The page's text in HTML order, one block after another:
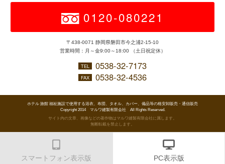
0120-080221
〒438-0071 静岡県磐田市今之浦2-15-10
営業時間：月～金9:00～18:00 （土日祝定休）
TEL 0538-32-7173
FAX 0538-32-4536
ホテル 旅館 福祉施設で使用する浴衣、布団、タオル、カバー、備品等の格安卸販売・通信販売
Copyright 2014 マルワ縫製有限会社 All Rights Reserved.
サイト内の文章、画像などの著作物はマルワ縫製有限会社に属します。
無断転載を禁止します。
スマートフォン表示版 PC表示版